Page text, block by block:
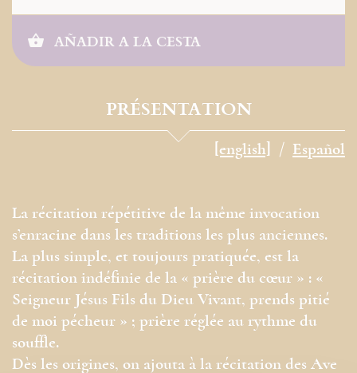
AÑADIR A LA CESTA
PRÉSENTATION
[english] Español
La récitation répétitive de la même ­invocation
s’enracine dans les traditions les plus anciennes.
La plus simple, et toujours pratiquée, est la
récitation indéfinie de la « prière du cœur » : «
Seigneur Jésus Fils du Dieu Vivant, prends pitié
de moi pécheur » ; prière réglée au rythme du
souffle.
Dès les origines, on ajouta à la récitation des Ave